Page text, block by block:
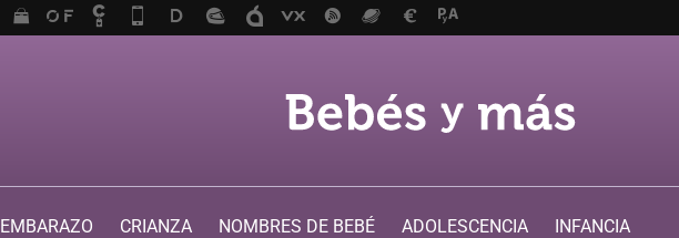
EMBARAZO CRIANZA NOMBRES DE BEBÉ ADOLESCENCIA
INFANCIA